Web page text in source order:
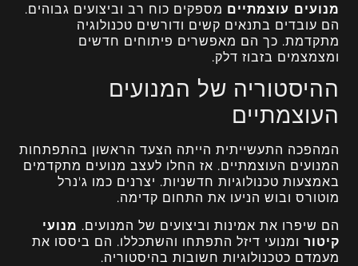
מנועים עוצמתיים מספקים כוח רב וביצועים גבוהים.
הם עובדים בתנאים קשים ודורשים טכנולוגיה
מתקדמת. כך הם מאפשרים פיתוחים חדשים
ומצמצמים בזבוז דלק.
ההיסטוריה של המנועים
העוצמתיים
המהפכה התעשייתית הייתה הצעד הראשון בהתפתחות
המנועים העוצמתיים. אז החלו לעצב מנועים מתקדמים
באמצעות טכנולוגיות חדשניות. יצרנים כמו ג'נרל
מוטורס ובוש הניעו את התחום קדימה.
הם שיפרו את אמינות וביצועים של המנועים. מנועי
קיטור ומנועי דיזל התפתחו והשתכללו. הם ביססו את
מעמדם כטכנולוגיות חשובות בהיסטוריה.